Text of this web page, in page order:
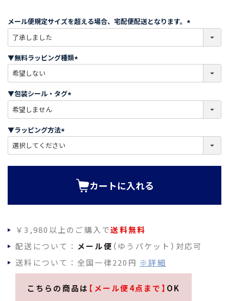
メール便規定サイズを超える場合、宅配便配送となります。
必
)
▼無料ラッピング種類
必
)
▼包装シール・タグ
必
)
▼ラッピング方法
必
カートに入れる
￥3,980以上のご購入で送料無料
配送について： メール便 （ゆうパケット）対応可
送料について：全国一律220円 ※詳細
こちらの商品は 【メール便4点まで】 OK